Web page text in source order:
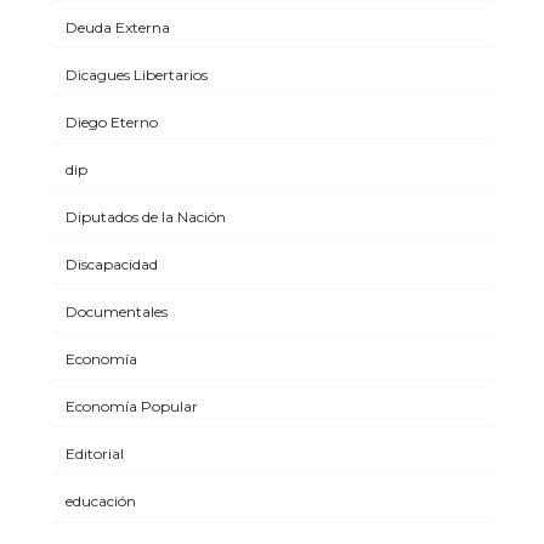
Deuda Externa
Dicagues Libertarios
Diego Eterno
dip
Diputados de la Nación
Discapacidad
Documentales
Economía
Economía Popular
Editorial
educación